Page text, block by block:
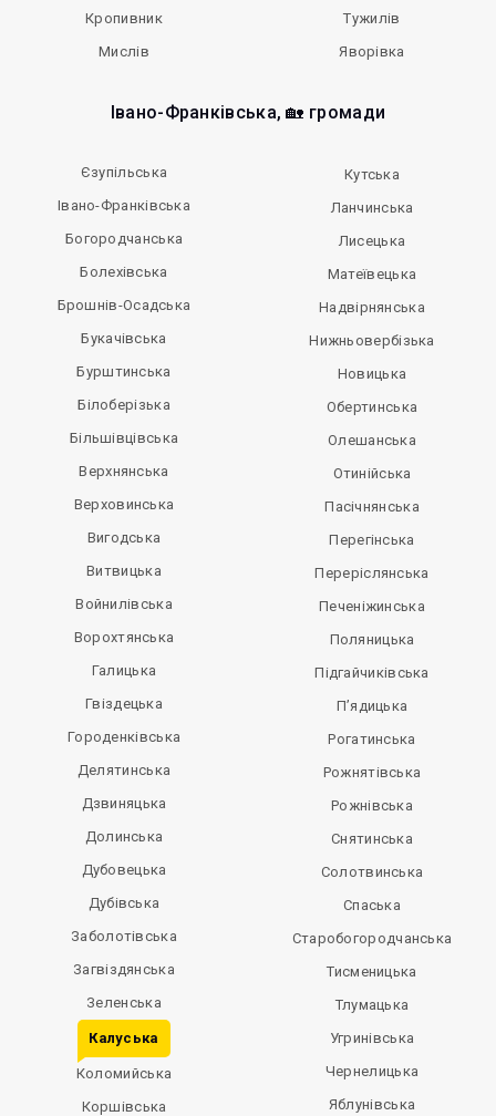
Кропивник
Мислів
Тужилів
Яворівка
Івано-Франківська, 🏡 громади
Єзупільська
Івано-Франківська
Богородчанська
Болехівська
Брошнів-Осадська
Букачівська
Бурштинська
Білоберізька
Більшівцівська
Верхнянська
Верховинська
Вигодська
Витвицька
Войнилівська
Ворохтянська
Галицька
Гвіздецька
Городенківська
Делятинська
Дзвиняцька
Долинська
Дубовецька
Дубівська
Заболотівська
Загвіздянська
Зеленська
Калуська
Коломийська
Коршівська
Кутська
Ланчинська
Лисецька
Матеївецька
Надвірнянська
Нижньовербізька
Новицька
Обертинська
Олешанська
Отинійська
Пасічнянська
Перегінська
Переріслянська
Печеніжинська
Поляницька
Підгайчиківська
П’ядицька
Рогатинська
Рожнятівська
Рожнівська
Снятинська
Солотвинська
Спаська
Старобогородчанська
Тисменицька
Тлумацька
Угринівська
Чернелицька
Яблунівська